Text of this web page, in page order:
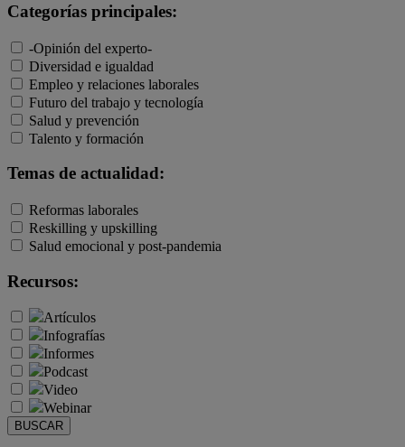
Categorías principales:
-Opinión del experto-
Diversidad e igualdad
Empleo y relaciones laborales
Futuro del trabajo y tecnología
Salud y prevención
Talento y formación
Temas de actualidad:
Reformas laborales
Reskilling y upskilling
Salud emocional y post-pandemia
Recursos:
Artículos
Infografías
Informes
Podcast
Video
Webinar
BUSCAR